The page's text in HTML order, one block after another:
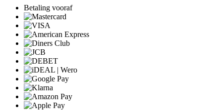
Betaling vooraf